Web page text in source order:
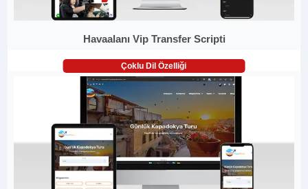
Havaalanı Vip Transfer Scripti
Çoklu Dil Özelliği